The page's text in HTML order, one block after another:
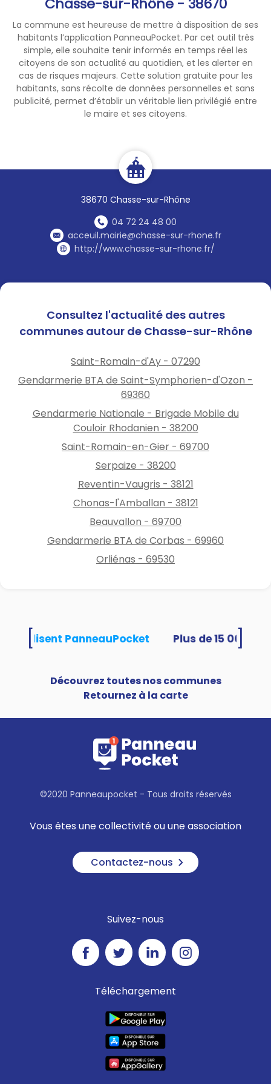
La commune est heureuse de mettre à disposition de ses
habitants l’application PanneauPocket. Par cet outil très
simple, elle souhaite tenir informés en temps réel les
citoyens de son actualité au quotidien, et les alerter en
cas de risques majeurs. Cette solution gratuite pour les
habitants, sans récolte de données personnelles et sans
publicité, permet d’établir un véritable lien privilégié entre
le maire et ses citoyens.
38670 Chasse-sur-Rhône
04 72 24 48 00
acceuil.mairie@chasse-sur-rhone.fr
http://www.chasse-sur-rhone.fr/
parking situé devant le
gymnase.
-𝗟𝗮 𝗥𝘂𝗲 𝗱𝘂 𝗦𝗲𝗻𝘁𝗶𝗲𝗿 𝘀𝗲𝗿𝗮
fermée 𝗮̀ 𝗹𝗮 𝗰𝗶𝗿𝗰𝘂𝗹𝗮𝘁𝗶𝗼𝗻, sauf
pour les riverains.
Consultez l'actualité des autres
communes autour de Chasse-sur-Rhône
Saint-Romain-d'Ay - 07290
Gendarmerie BTA de Saint-Symphorien-d'Ozon -
69360
Gendarmerie Nationale - Brigade Mobile du
Couloir Rhodanien - 38200
Saint-Romain-en-Gier - 69700
Serpaize - 38200
Reventin-Vaugris - 38121
Chonas-l'Amballan - 38121
Beauvallon - 69700
Gendarmerie BTA de Corbas - 69960
Orliénas - 69530
utilisent PanneauPocket
Découvrez toutes nos communes
Retournez à la carte
©2020 Panneaupocket - Tous droits réservés
Vous êtes une collectivité ou une association
Contactez-nous
Suivez-nous
Téléchargement